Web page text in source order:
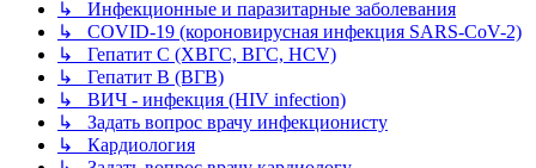
↳ Инфекционные и паразитарные заболевания
↳ COVID-19 (короновирусная инфекция SARS-CoV-2)
↳ Гепатит C (ХВГС, ВГС, HCV)
↳ Гепатит B (ВГВ)
↳ ВИЧ - инфекция (HIV infection)
↳ Задать вопрос врачу инфекционисту
↳ Кардиология